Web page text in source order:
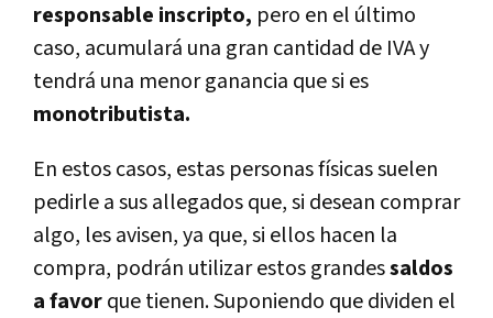
responsable inscripto, pero en el último
caso, acumulará una gran cantidad de IVA y
tendrá una menor ganancia que si es
monotributista.
En estos casos, estas personas físicas suelen
pedirle a sus allegados que, si desean comprar
algo, les avisen, ya que, si ellos hacen la
compra, podrán utilizar estos grandessaldos
a favorque tienen. Suponiendo que dividen el